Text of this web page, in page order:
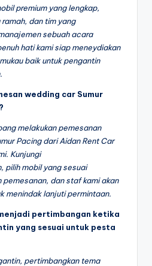
premium yang lengkap,
dan tim yang
sebuah acara
hati kami siap meneydiakan
baik untuk pengantin
wedding car Sumur
melakukan pemesanan
Pacing dari Aidan Rent Car
Kunjungi
mobil yang sesuai
pemesanan, dan staf kami akan
menindak lanjuti permintaan.
pertimbangan ketika
yang sesuai untuk pesta
pertimbangkan tema